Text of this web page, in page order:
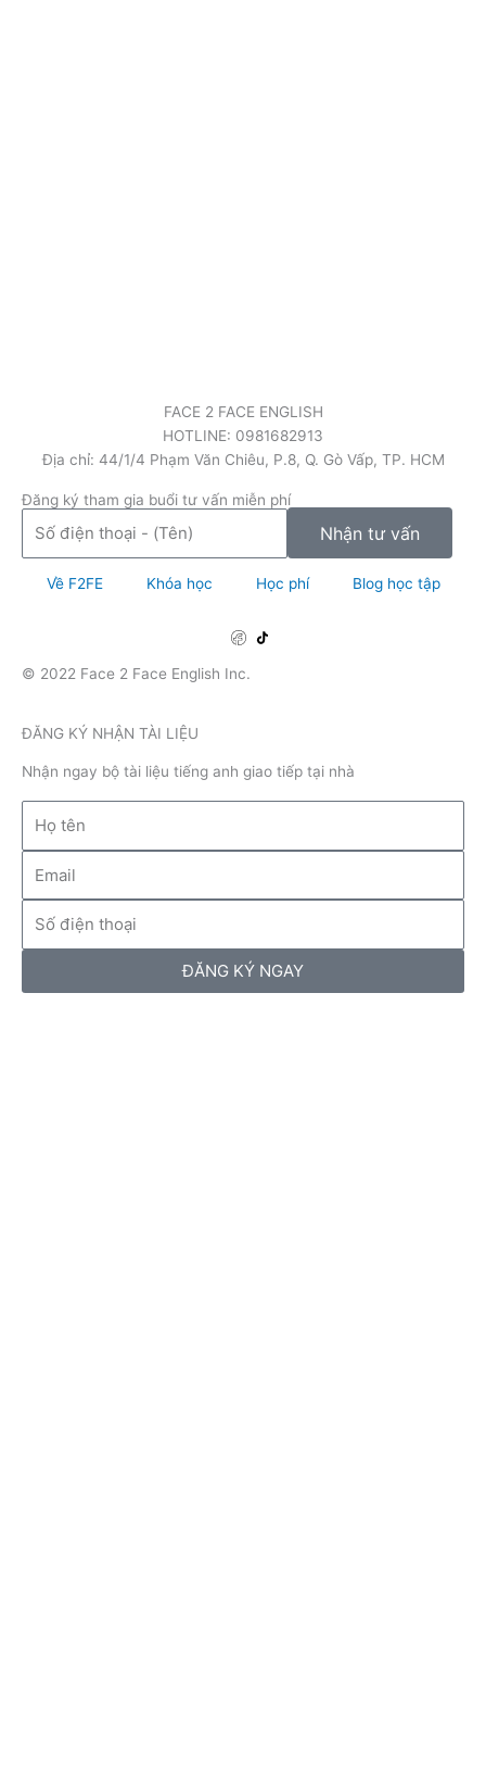
FACE 2 FACE ENGLISH
HOTLINE: 0981682913
Địa chỉ: 44/1/4 Phạm Văn Chiêu, P.8, Q. Gò Vấp, TP. HCM
Đăng ký tham gia buổi tư vấn miễn phí
điện
Nhận tư vấn
Về F2FE Khóa học Học phí Blog học tập
© 2022 Face 2 Face English Inc.
ĐĂNG KÝ NHẬN TÀI LIỆU
Nhận ngay bộ tài liệu tiếng anh giao tiếp tại nhà
tên
điện
ĐĂNG KÝ NGAY